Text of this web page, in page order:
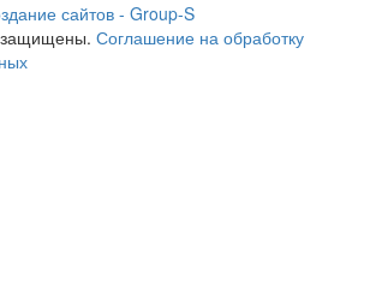
сайтов - Group-S
Соглашение на обработку